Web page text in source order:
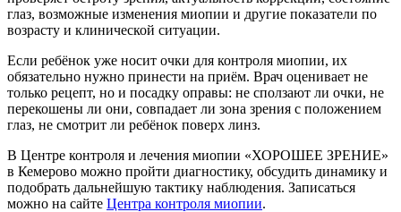
глаз, возможные изменения миопии и другие показатели по
возрасту и клинической ситуации.
Если ребёнок уже носит очки для контроля миопии, их
обязательно нужно принести на приём. Врач оценивает не
только рецепт, но и посадку оправы: не сползают ли очки, не
перекошены ли они, совпадает ли зона зрения с положением
глаз, не смотрит ли ребёнок поверх линз.
В Центре контроля и лечения миопии «ХОРОШЕЕ ЗРЕНИЕ»
в Кемерово можно пройти диагностику, обсудить динамику и
подобрать дальнейшую тактику наблюдения. Записаться
можно на сайте Центра контроля миопии.